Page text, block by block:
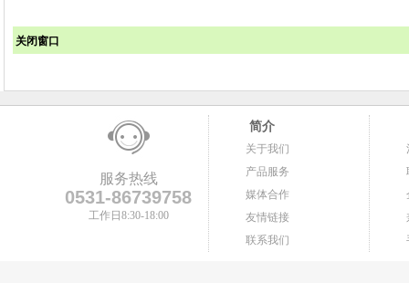
关闭窗口
服务热线
0531-86739758
工作日8:30-18:00
简介
关于我们
产品服务
媒体合作
友情链接
联系我们